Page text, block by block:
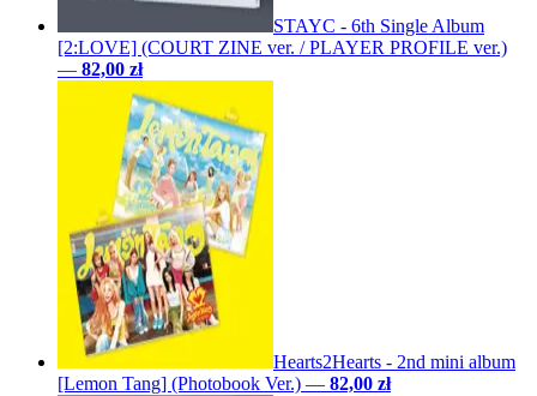
STAYC - 6th Single Album
[2:LOVE] (COURT ZINE ver. / PLAYER PROFILE ver.)
— 82,00 zł
Hearts2Hearts - 2nd mini album
[Lemon Tang] (Photobook Ver.) — 82,00 zł